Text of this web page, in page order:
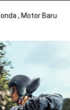
2 Dekade
mewah !
Siap Jelajah
Blue Core
, Motor Baru